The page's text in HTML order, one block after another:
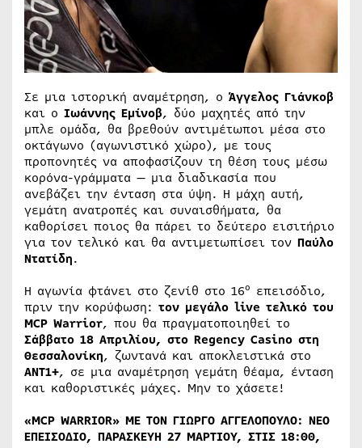
Σε μια ιστορική αναμέτρηση, ο Άγγελος Γιάνκοβ
και ο Ιωάννης Εμίνοβ, δύο μαχητές από την
μπλε ομάδα, θα βρεθούν αντιμέτωποι μέσα στο
οκτάγωνο (αγωνιστικό χώρο), με τους
προπονητές να αποφασίζουν τη θέση τους μέσω
κορόνα-γράμματα — μια διαδικασία που
ανεβάζει την ένταση στα ύψη. Η μάχη αυτή,
γεμάτη ανατροπές και συναισθήματα, θα
καθορίσει ποιος θα πάρει το δεύτερο εισιτήριο
για τον τελικό και θα αντιμετωπίσει τον Παύλο
Ντατίδη.
Η αγωνία φτάνει στο ζενίθ στο 16ο επεισόδιο,
πριν την κορύφωση: τον μεγάλο live τελικό του
MCP Warrior, που θα πραγματοποιηθεί το
Σάββατο 18 Απριλίου, στο Regency Casino στη
Θεσσαλονίκη, ζωντανά και αποκλειστικά στο
ΑΝΤ1+, σε μια αναμέτρηση γεμάτη θέαμα, ένταση
και καθοριστικές μάχες. Μην το χάσετε!
«MCP WARRIOR» ΜΕ ΤΟΝ ΓΙΩΡΓΟ ΑΓΓΕΛΟΠΟΥΛΟ: ΝΕΟ
ΕΠΕΙΣΟΔΙΟ, ΠΑΡΑΣΚΕΥΗ 27 ΜΑΡΤΙΟΥ, ΣΤΙΣ 18:00,